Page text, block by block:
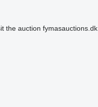
the auction fymasauctions.dk